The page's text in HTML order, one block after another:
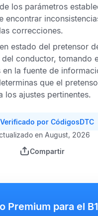
los parámetros
encontrar
correcciones.
estado del pretensor
conductor, tomando
en la fuente de
que el
los ajustes pertinentes.
Verificado por CódigosDTC
en August, 2026
Compartir
Premium para el